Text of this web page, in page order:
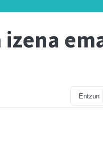
Entzun